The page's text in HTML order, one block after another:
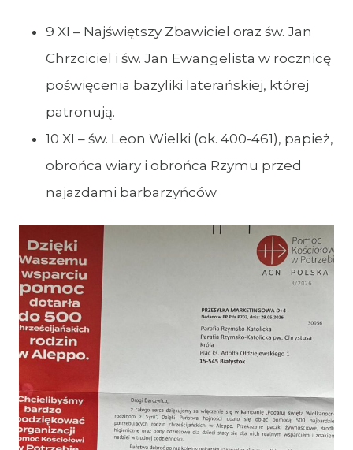
9 XI – Najświętszy Zbawiciel oraz św. Jan
Chrzciciel i św. Jan Ewangelista w rocznicę
poświęcenia bazyliki laterańskiej, której
patronują.
10 XI – św. Leon Wielki (ok. 400-461), papież,
obrońca wiary i obrońca Rzymu przed
najazdami barbarzyńców